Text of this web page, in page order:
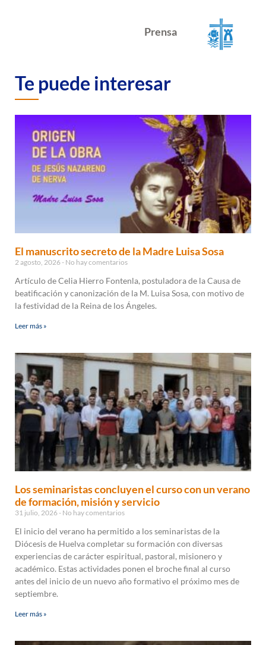
Prensa
Te puede interesar
El manuscrito secreto de la Madre Luisa Sosa
2 agosto, 2026 No hay comentarios
Artículo de Celia Hierro Fontenla, postuladora de la Causa de
beatificación y canonización de la M. Luisa Sosa, con motivo de
la festividad de la Reina de los Ángeles.
Leer más »
Los seminaristas concluyen el curso con un verano
de formación, misión y servicio
31 julio, 2026 No hay comentarios
El inicio del verano ha permitido a los seminaristas de la
Diócesis de Huelva completar su formación con diversas
experiencias de carácter espiritual, pastoral, misionero y
académico. Estas actividades ponen el broche final al curso
antes del inicio de un nuevo año formativo el próximo mes de
septiembre.
Leer más »